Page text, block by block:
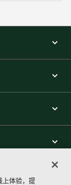
上体验，提